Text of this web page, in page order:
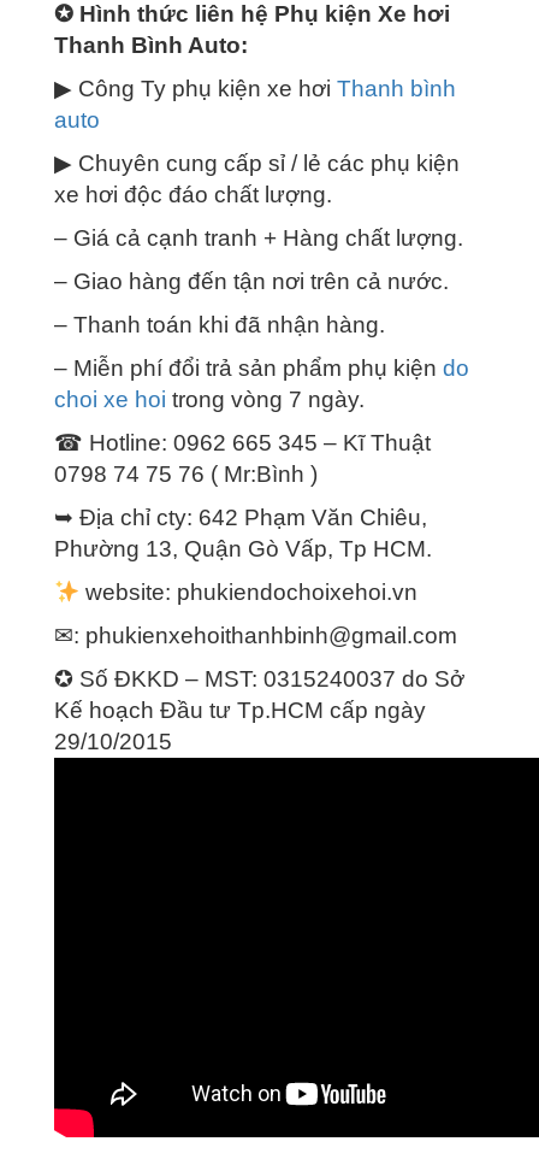
✪ Hình thức liên hệ Phụ kiện Xe hơi
Thanh Bình Auto:
▶ Công Ty phụ kiện xe hơi Thanh bình
auto
▶ Chuyên cung cấp sỉ / lẻ các phụ kiện
xe hơi độc đáo chất lượng.
– Giá cả cạnh tranh + Hàng chất lượng.
– Giao hàng đến tận nơi trên cả nước.
– Thanh toán khi đã nhận hàng.
– Miễn phí đổi trả sản phẩm phụ kiện do
choi xe hoi trong vòng 7 ngày.
☎ Hotline: 0962 665 345 – Kĩ Thuật
0798 74 75 76 ( Mr:Bình )
➥ Địa chỉ cty: 642 Phạm Văn Chiêu,
Phường 13, Quận Gò Vấp, Tp HCM.
website: phukiendochoixehoi.vn
✉: phukienxehoithanhbinh@gmail.com
✪ Số ĐKKD – MST: 0315240037 do Sở
Kế hoạch Đầu tư Tp.HCM cấp ngày
29/10/2015